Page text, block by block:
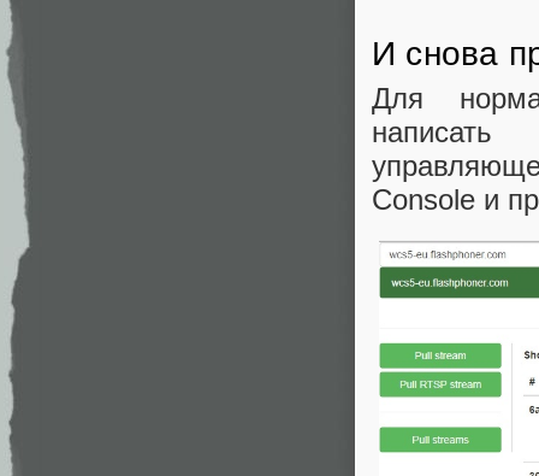
И снова
Для
Console и